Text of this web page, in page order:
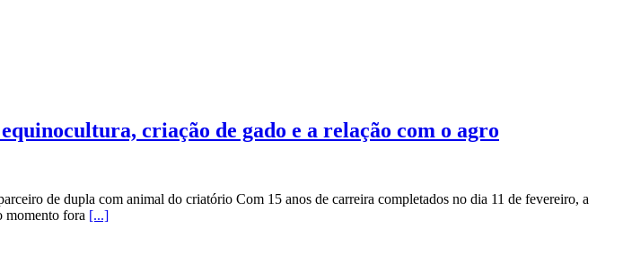
criação de gado e a relação com o agro
de dupla com animal do criatório Com 15 anos de carreira completados no dia 11 de fevereiro, a
momento fora [...]